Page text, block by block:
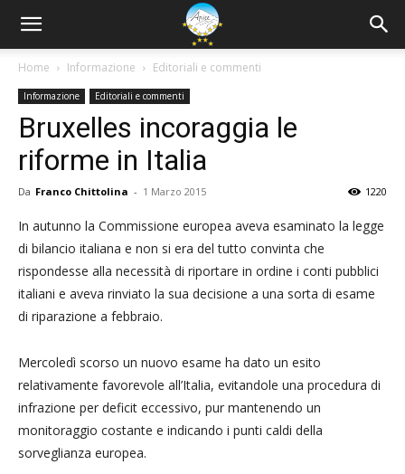
Home Informazione Editoriali e commenti
Informazione Editoriali e commenti
Bruxelles incoraggia le
riforme in Italia
Da Franco Chittolina - 1 Marzo 2015 1220
In autunno la Commissione europea aveva esaminato la legge
di bilancio italiana e non si era del tutto convinta che
rispondesse alla necessità di riportare in ordine i conti pubblici
italiani e aveva rinviato la sua decisione a una sorta di esame
di riparazione a febbraio.
Mercoledì scorso un nuovo esame ha dato un esito
relativamente favorevole all’Italia, evitandole una procedura di
infrazione per deficit eccessivo, pur mantenendo un
monitoraggio costante e indicando i punti caldi della
sorveglianza europea.